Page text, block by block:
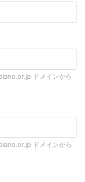
ドメインから
ドメインから